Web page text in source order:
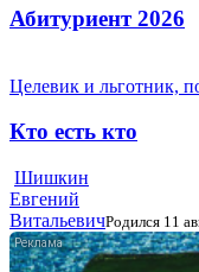
Абитуриент 2026
Целевик и льготник,
Кто есть кто
Шишкин
Евгений
ВитальевичРодился 11